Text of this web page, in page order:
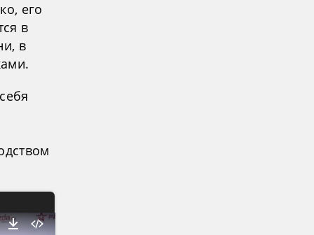
его
в
в